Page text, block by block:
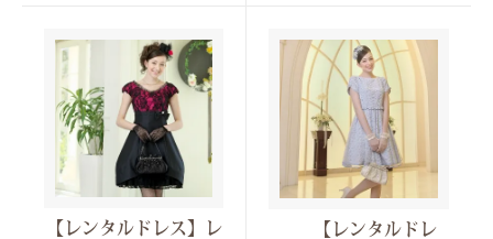
【レンタルドレス】レ
【レンタルドレ